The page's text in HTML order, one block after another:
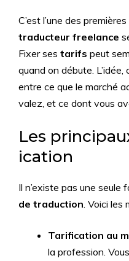
C’est l’une des
traducteur freelance
Fixer ses tarifs peut
quand on débute. L’idée,
entre ce que le marché
valez, et ce dont vous
Les
ication
Il n’existe pas une seule
de traduction . Voici
Tarification au
la profession.